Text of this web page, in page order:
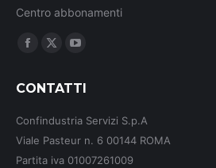
Centro abbonamenti
Ci puoi trovare su:
opens
new
window
opens
in
new
window
opens
in
window
CONTATTI
Confindustria Servizi S.p.A
Viale Pasteur n. 6 00144 ROMA
Partita iva 01007261009